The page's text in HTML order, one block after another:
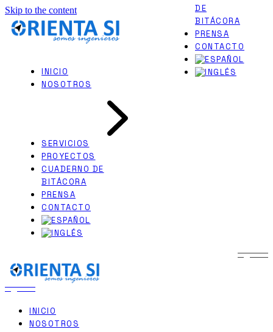
Skip to the content
INICIO
NOSOTROS
SERVICIOS
PROYECTOS
CUADERNO DE
BITÁCORA
PRENSA
CONTACTO
PERITAJES JUDICIALES
INGENIERÍA NAVAL
DE
BITÁCORA
PRENSA
CONTACTO
INICIO
NOSOTROS